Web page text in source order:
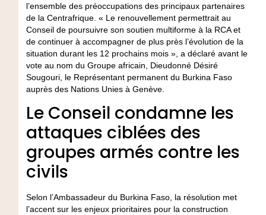
l’ensemble des préoccupations des principaux partenaires
de la Centrafrique. « Le renouvellement permettrait au
Conseil de poursuivre son soutien multiforme à la RCA et
de continuer à accompagner de plus près l’évolution de la
situation durant les 12 prochains mois », a déclaré avant le
vote au nom du Groupe africain, Dieudonné Désiré
Sougouri, le Représentant permanent du Burkina Faso
auprès des Nations Unies à Genève.
Le Conseil condamne les
attaques ciblées des
groupes armés contre les
civils
Selon l’Ambassadeur du Burkina Faso, la résolution met
l’accent sur les enjeux prioritaires pour la construction